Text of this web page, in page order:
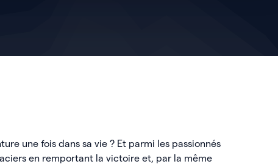
une fois dans sa vie ? Et parmi les passionnés
en remportant la victoire et, par la même